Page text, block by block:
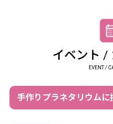
イベント /
EVENT /
手作りプラネタリウムに